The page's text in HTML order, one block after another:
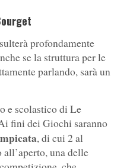
profondamente
se la struttura per le
parlando, sarà un
e scolastico di Le
fini dei Giochi saranno
, di cui 2 al
una delle